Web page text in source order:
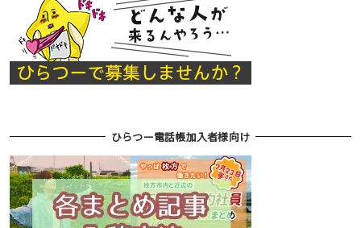
ひらつー電話帳加入者様向け